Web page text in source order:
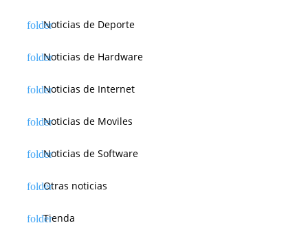
Noticias de Deporte
Noticias de Hardware
Noticias de Internet
Noticias de Moviles
Noticias de Software
Otras noticias
Tienda